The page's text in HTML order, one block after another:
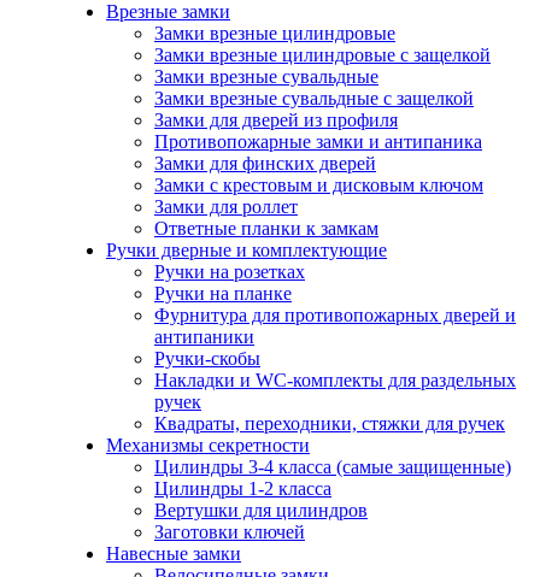
Врезные замки
Замки врезные цилиндровые
Замки врезные цилиндровые с защелкой
Замки врезные сувальдные
Замки врезные сувальдные с защелкой
Замки для дверей из профиля
Противопожарные замки и антипаника
Замки для финских дверей
Замки с крестовым и дисковым ключом
Замки для роллет
Ответные планки к замкам
Ручки дверные и комплектующие
Ручки на розетках
Ручки на планке
Фурнитура для противопожарных дверей и
антипаники
Ручки-скобы
Накладки и WC-комплекты для раздельных
ручек
Квадраты, переходники, стяжки для ручек
Механизмы секретности
Цилиндры 3-4 класса (самые защищенные)
Цилиндры 1-2 класса
Вертушки для цилиндров
Заготовки ключей
Навесные замки